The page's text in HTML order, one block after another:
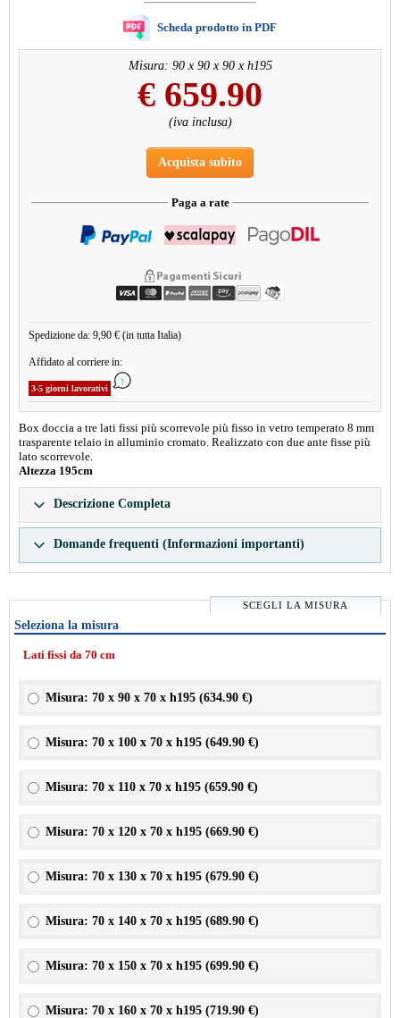
Scheda prodotto in PDF
Misura: 90 x 90 x 90 x h195
€ 659.90
(iva inclusa)
Acquista subito
Paga a rate
Spedizione da: 9,90 € (in tutta Italia)
Affidato al corriere in:
3-5 giorni lavorativi
Box doccia a tre lati fissi più scorrevole più fisso in vetro temperato 8 mm
trasparente telaio in alluminio cromato. Realizzato con due ante fisse più
lato scorrevole.
Altezza 195cm
Descrizione Completa
Domande frequenti (Informazioni importanti)
SCEGLI LA MISURA
Seleziona la misura
Lati fissi da 70 cm
Misura: 70 x 90 x 70 x h195 (634.90 €)
Misura: 70 x 100 x 70 x h195 (649.90 €)
Misura: 70 x 110 x 70 x h195 (659.90 €)
Misura: 70 x 120 x 70 x h195 (669.90 €)
Misura: 70 x 130 x 70 x h195 (679.90 €)
Misura: 70 x 140 x 70 x h195 (689.90 €)
Misura: 70 x 150 x 70 x h195 (699.90 €)
Misura: 70 x 160 x 70 x h195 (719.90 €)